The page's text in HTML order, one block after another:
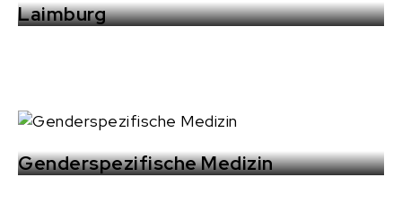
Laimburg
Genderspezifische Medizin